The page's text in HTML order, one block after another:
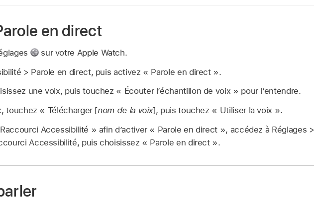
en direct
sur votre Apple Watch.
> Parole en direct, puis activez « Parole en direct ».
une voix, puis touchez « Écouter l’échantillon de voix » pour l’entendre.
touchez « Télécharger [nom de la voix], puis touchez « Utiliser la voix ».
Accessibilité » afin d’activer « Parole en direct », accédez à Réglages >
Accessibilité, puis choisissez « Parole en direct ».